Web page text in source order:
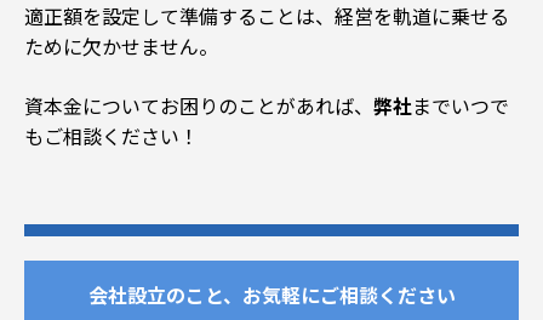
適正額を設定して準備することは、経営を軌道に乗せる
ために欠かせません。
資本金についてお困りのことがあれば、 弊社までいつで
もご相談ください！
会社設立のこと、お気軽にご相談ください